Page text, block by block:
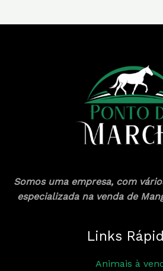
Somos uma empresa, com
especializada na venda de
Links
Animais à